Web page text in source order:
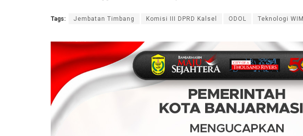
Tags: Jembatan Timbang Komisi III DPRD Kalsel ODOL Teknologi WIM